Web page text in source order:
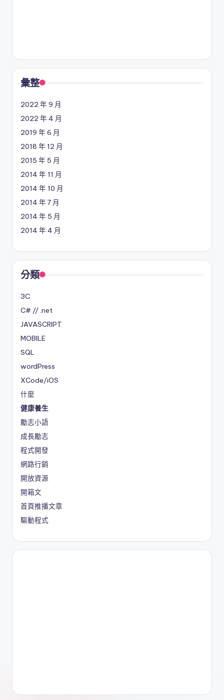
彙整
2022 年 9 月
2022 年 4 月
2019 年 6 月
2018 年 12 月
2015 年 5 月
2014 年 11 月
2014 年 10 月
2014 年 7 月
2014 年 5 月
2014 年 4 月
分類
3C
C# // .net
JAVASCRIPT
MOBILE
SQL
wordPress
XCode/iOS
什麼
健康養生
勵志小語
成長勵志
程式開發
網路行銷
開放資源
開箱文
首頁推播文章
驅動程式